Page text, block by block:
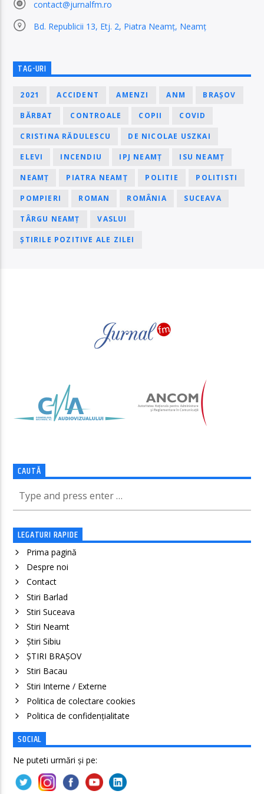
contact@jurnalfm.ro
Bd. Republicii 13, Etj. 2, Piatra Neamț, Neamț
TAG-URI
2021 ACCIDENT AMENZI ANM BRAȘOV
BĂRBAT CONTROALE COPII COVID
CRISTINA RĂDULESCU DE NICOLAE USZKAI
ELEVI INCENDIU IPJ NEAMȚ ISU NEAMȚ
NEAMȚ PIATRA NEAMȚ POLITIE POLITISTI
POMPIERI ROMAN ROMÂNIA SUCEAVA
TÂRGU NEAMȚ VASLUI
ȘTIRILE POZITIVE ALE ZILEI
CAUTĂ
LEGATURI RAPIDE
Prima pagină
Despre noi
Contact
Stiri Barlad
Stiri Suceava
Stiri Neamt
Știri Sibiu
ȘTIRI BRAȘOV
Stiri Bacau
Stiri Interne / Externe
Politica de colectare cookies
Politica de confidenţialitate
SOCIAL
Ne puteti urmări și pe: